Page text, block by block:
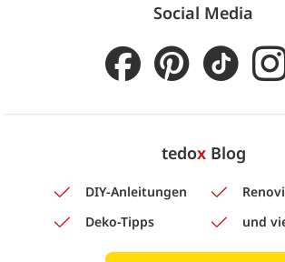
Social Media
tedoxBlog
DIY-Anleitungen
Deko-Tipps
und